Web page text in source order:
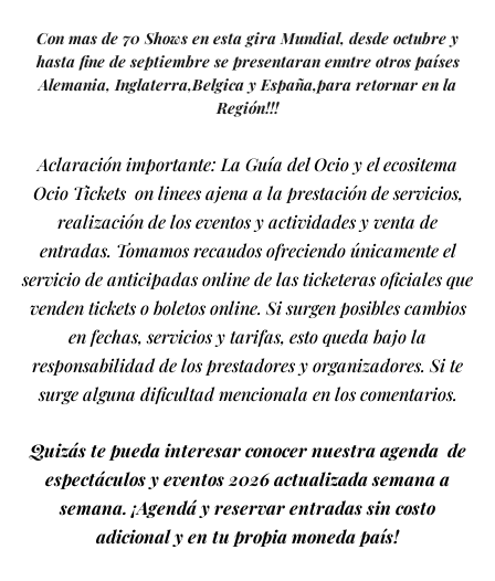
Con mas de 70 Shows en esta gira Mundial, desde octubre y
hasta fine de septiembre se presentaran enntre otros países
Alemania, Inglaterra,Belgica y España,para retornar en la
Región!!!
Aclaración importante: La Guía del Ocio y el ecositema
Ocio Tickets on linees ajena a la prestación de servicios,
realización de los eventos y actividades y venta de
entradas. Tomamos recaudos ofreciendo únicamente el
servicio de anticipadas online de las ticketeras oficiales que
venden tickets o boletos online. Si surgen posibles cambios
en fechas, servicios y tarifas, esto queda bajo la
responsabilidad de los prestadores y organizadores. Si te
surge alguna dificultad mencionala en los comentarios.
Quizás te pueda interesar conocer nuestra agenda de
espectáculos y eventos 2026 actualizada semana a
semana. ¡Agendá y reservar entradas sin costo
adicional y en tu propia moneda país!